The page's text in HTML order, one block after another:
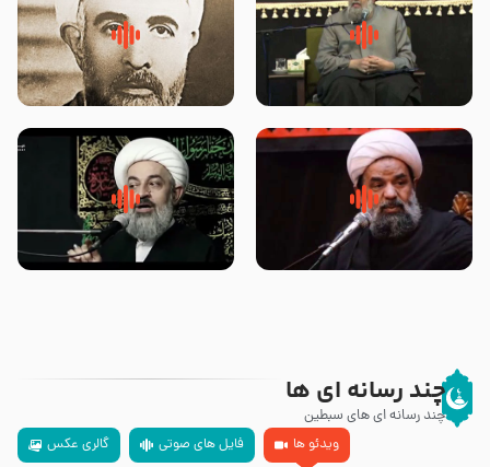
لقب حضرت رقیه سلام الله علیها به
چه معناست – حجت الاسلام علوی
روضه‌ی مجلس یزید ملعون و
اسارت اهل‌بیت علیهم‌السلام –
محدث زاده
سلام جوانی که امام حسین علیه
السلام خودش جوابش را دادند
زیارتی که اسباب رزق زیاد و عمر
طولانی است حجت السلام حسین
چند رسانه ای ها
چند رسانه ای های سبطین
ویدئو ها
فایل های صوتی گالری عکس